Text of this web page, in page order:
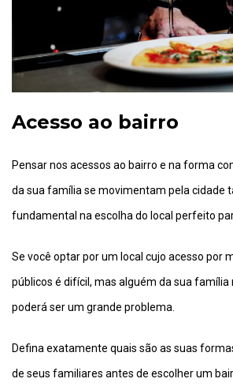
Acesso ao bairro
Pensar nos acessos ao bairro e na forma
da sua família se movimentam pela cidade
fundamental na escolha do local perfeito
Se você optar por um local cujo acesso por
públicos é difícil, mas alguém da sua família
poderá ser um grande problema.
Defina exatamente quais são as suas
de seus familiares antes de escolher um